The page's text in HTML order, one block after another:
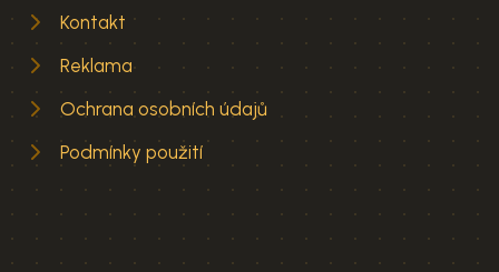
Kontakt
Reklama
Ochrana osobních údajů
Podmínky použití